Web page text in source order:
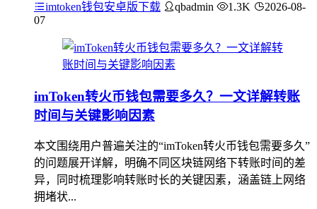
imtoken钱包安卓版下载 qbadmin 1.3K
2026-08-
07
imToken转火币钱包需要多久？一文详解转账
时间与关键影响因素
本文围绕用户普遍关注的“imToken转火币钱包需要多久”
的问题展开详解，明确不同区块链网络下转账时间的差
异，同时梳理影响转账时长的关键因素，涵盖链上网络
拥堵状...